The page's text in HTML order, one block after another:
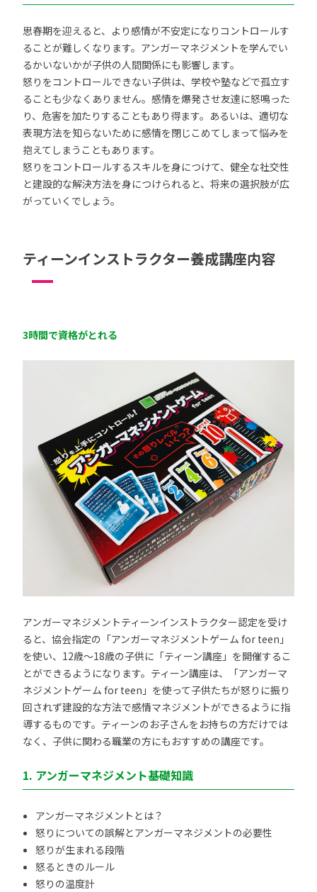
思春期を迎えると、より感情が不安定になりコントロールす
ることが難しくなります。アンガーマネジメントを学んでい
るかいないかが子供の人間関係にも影響します。
怒りをコントロールできない子供は、学校や塾などで孤立す
ることも少なくありません。感情を爆発させ友達に怒鳴った
り、危害を加たりすることもあり得ます。あるいは、適切な
表現方法を知らないために感情を閉じこめてしまって悩みを
抱えてしまうこともあります。
怒りをコントロールするスキルを身につけて、健全な社交性
と建設的な解決方法を身につけられると、将来の選択肢が広
がっていくでしょう。
ティーンインストラクター養成講座内容
3時間で資格がとれる
アンガーマネジメントティーンインストラクター認定を受け
ると、協会指定の「アンガーマネジメントゲーム for teen」
を使い、12歳～18歳の子供に「ティーン講座」を開催するこ
とができるようになります。ティーン講座は、「アンガーマ
ネジメントゲーム for teen」を使って子供たちが怒りに振り
回されず建設的な方法で感情マネジメントができるように指
導するものです。ティーンのお子さんをお持ちの方だけでは
なく、子供に関わる職業の方にもおすすめの講座です。
1. アンガーマネジメント基礎知識
アンガーマネジメントとは？
怒りについての誤解とアンガーマネジメントの必要性
怒りが生まれる段階
怒るときのルール
怒りの温度計